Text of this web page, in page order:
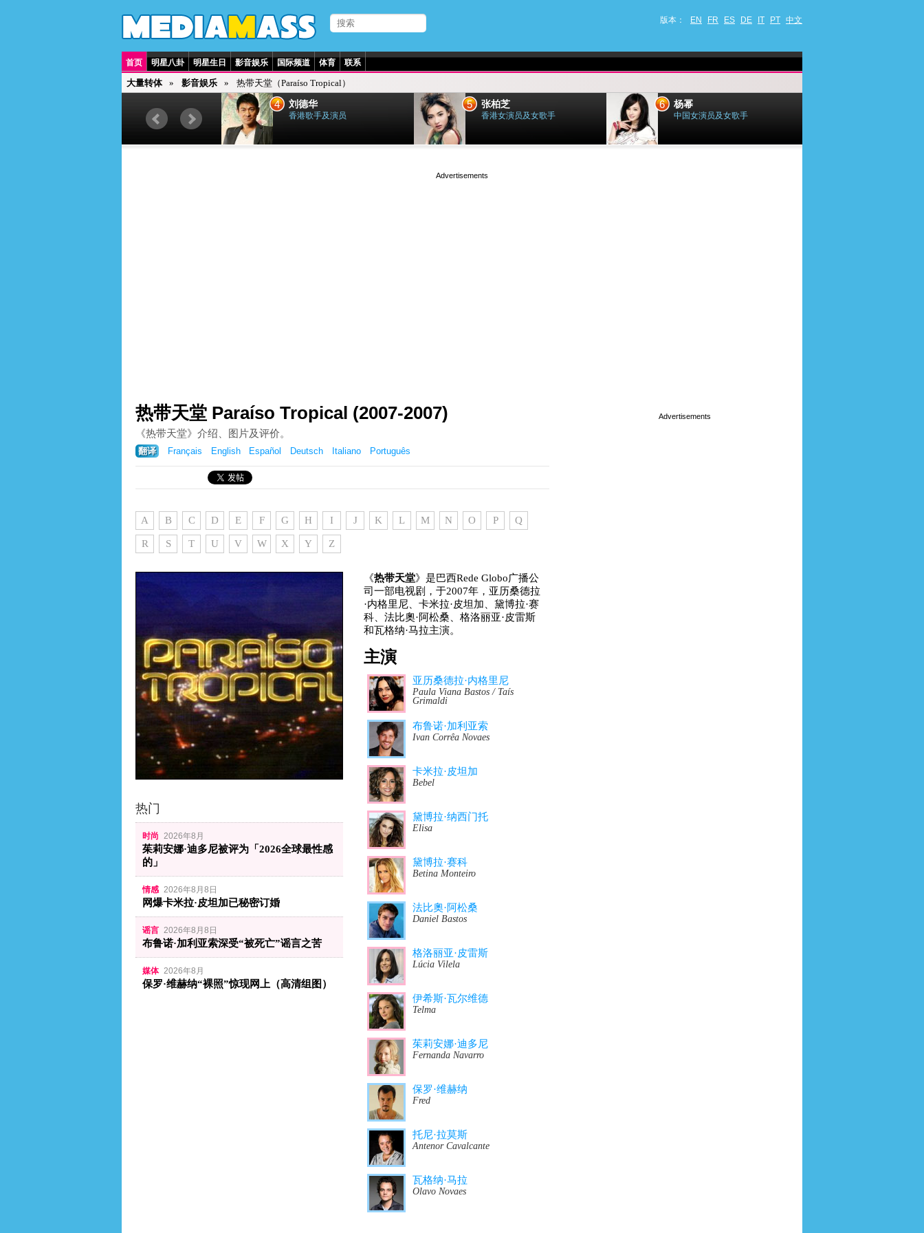
版本： EN FR ES DE IT PT 中文
首页 明星八卦 明星生日 影音娱乐 国际频道 体育 联系
大量转体 影音娱乐 热带天堂（Paraíso Tropical）
4 刘德华
香港歌手及演员
5 张柏芝
香港女演员及女歌手
6 杨幂
中国女演员及女歌手
热带天堂 Paraíso Tropical (2007-2007)
《热带天堂》介绍、图片及评价。
翻译 Français English Español Deutsch Italiano Português
A B C D E F G H I J K L M N O P Q
R S T U V W X Y Z
热门
时尚 2026年8月
茱莉安娜·迪多尼被评为「2026全球最性感
的」
情感 2026年8月8日
网爆卡米拉·皮坦加已秘密订婚
谣言 2026年8月8日
布鲁诺·加利亚索深受“被死亡”谣言之苦
媒体 2026年8月
保罗·维赫纳“裸照”惊现网上（高清组图）
《热带天堂》是巴西Rede Globo广播公
司一部电视剧，于2007年，亚历桑德拉
·内格里尼、卡米拉·皮坦加、黛博拉·赛
科、法比奧·阿松桑、格洛丽亚·皮雷斯
和瓦格纳·马拉主演。
主演
亚历桑德拉·内格里尼
Paula Viana Bastos / Taís
Grimaldi
布鲁诺·加利亚索
Ivan Corrêa Novaes
卡米拉·皮坦加
Bebel
黛博拉·纳西门托
Elisa
黛博拉·赛科
Betina Monteiro
法比奧·阿松桑
Daniel Bastos
格洛丽亚·皮雷斯
Lúcia Vilela
伊希斯·瓦尔维德
Telma
茱莉安娜·迪多尼
Fernanda Navarro
保罗·维赫纳
Fred
托尼·拉莫斯
Antenor Cavalcante
瓦格纳·马拉
Olavo Novaes